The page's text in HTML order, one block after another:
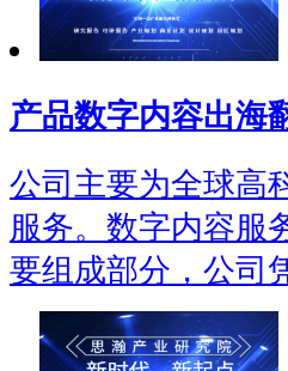
产品数字内容出海
公司主要为全球高
服务。数字内容服
要组成部分，公司